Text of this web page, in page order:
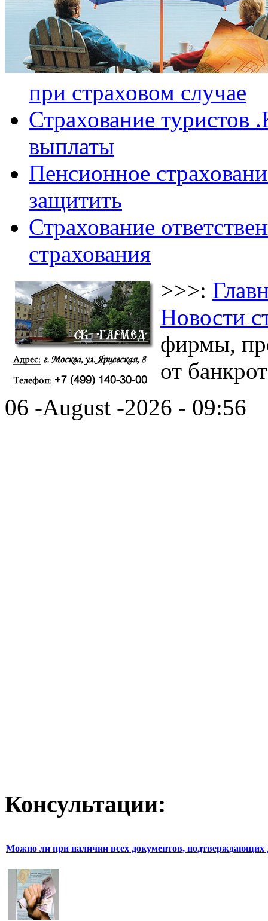
при страховом случае
Страхование туристов
выплаты
Пенсионное
защитить
Страхование
страхования
>>>:
Новости
фирмы,
от
06 -August -2026 - 09:56
Консультации:
Можно ли при наличии всех документов,